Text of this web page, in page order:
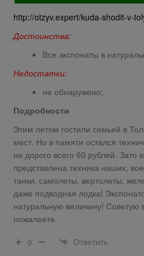
http://otzyv.expert/kuda-shodit-v-
Достоинства:
Все экспонаты в
Недостатки:
не обнаружено;
Подробности
Этим летом гостили семьей в
мест. Но в памяти остался
не дорого всего 60 рублей. Зато
представлена техника наших,
танки, самолеты, вертолеты,
даже подводная лодка!
натуральную величину! Советую
пожалеете.
0
Ответить